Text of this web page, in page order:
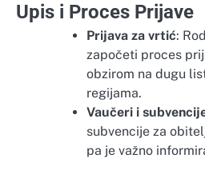
Upis i Proces Prijave
Prijava za vrtić:
započeti proces
obzirom na dugu
regijama.
Vaučeri i
subvencije za
pa je važno